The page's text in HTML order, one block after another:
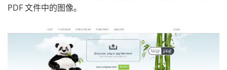
PDF 文件中的图像。